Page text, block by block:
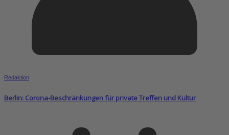
Redaktion
Berlin: Corona-Beschränkungen für private Treffen und Kultur